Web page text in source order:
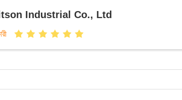
Industrial Co., Ltd